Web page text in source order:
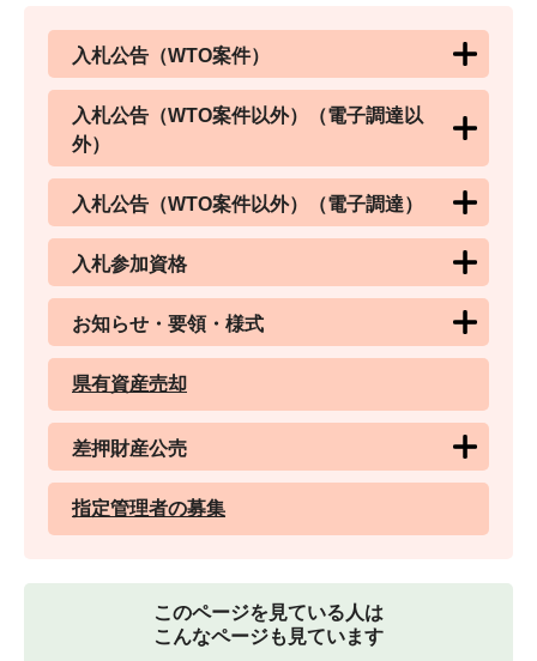
入札公告（WTO案件）
入札公告（WTO案件以外）（電子調達以
外）
入札公告（WTO案件以外）（電子調達）
入札参加資格
お知らせ・要領・様式
県有資産売却
差押財産公売
指定管理者の募集
このページを見ている人は
こんなページも見ています